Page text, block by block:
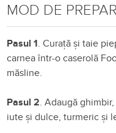
MOD DE
Pasul 1. Curață și taie
carneaîntr-o caserolă
măsline.
Pasul 2. Adaugă
iuteși dulce, turmericși